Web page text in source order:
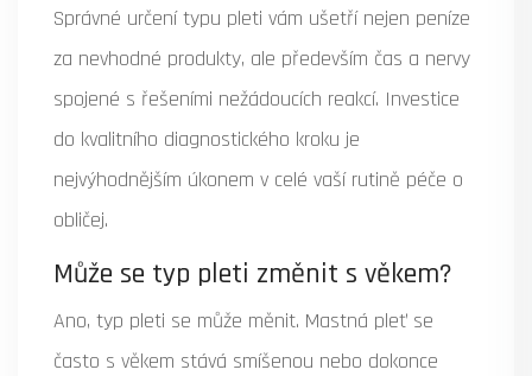
Správné určení typu pleti vám ušetří nejen peníze
za nevhodné produkty, ale především čas a nervy
spojené s řešeními nežádoucích reakcí. Investice
do kvalitního diagnostického kroku je
nejvýhodnějším úkonem v celé vaší rutině péče o
obličej.
Může se typ pleti změnit s věkem?
Ano, typ pleti se může měnit. Mastná pleť se
často s věkem stává smíšenou nebo dokonce